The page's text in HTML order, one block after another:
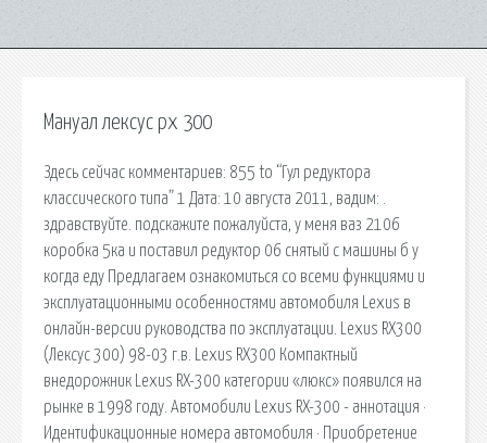
Мануал лексус рх 300
Здесь сейчас комментариев: 855 to “Гул редуктора
классического типа” 1 Дата: 10 августа 2011, вадим: .
здравствуйте. подскажите пожалуйста, у меня ваз 2106
коробка 5ка и поставил редуктор 06 снятый с машины б у
когда еду Предлагаем ознакомиться со всеми функциями и
эксплуатационными особенностями автомобиля Lexus в
онлайн-версии руководства по эксплуатации. Lexus RX300
(Лексус 300) 98-03 г.в. Lexus RX300 Компактный
внедорожник Lexus RX-300 категории «люкс» появился на
рынке в 1998 году. Автомобили Lexus RX-300 - аннотация ·
Идентификационные номера автомобиля · Приобретение